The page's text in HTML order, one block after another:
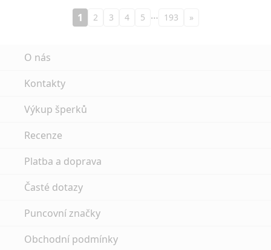
1 2 3 4 5 … 193 »
O nás
Kontakty
Výkup šperků
Recenze
Platba a doprava
Časté dotazy
Puncovní značky
Obchodní podmínky